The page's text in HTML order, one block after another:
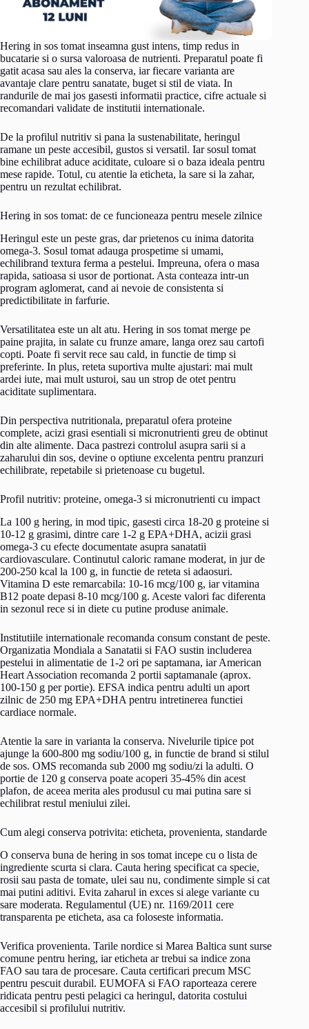
Hering in sos tomat inseamna gust intens, timp redus in
bucatarie si o sursa valoroasa de nutrienti. Preparatul poate fi
gatit acasa sau ales la conserva, iar fiecare varianta are
avantaje clare pentru sanatate, buget si stil de viata. In
randurile de mai jos gasesti informatii practice, cifre actuale si
recomandari validate de institutii internationale.
De la profilul nutritiv si pana la sustenabilitate, heringul
ramane un peste accesibil, gustos si versatil. Iar sosul tomat
bine echilibrat aduce aciditate, culoare si o baza ideala pentru
mese rapide. Totul, cu atentie la eticheta, la sare si la zahar,
pentru un rezultat echilibrat.
Hering in sos tomat: de ce funcioneaza pentru mesele zilnice
Heringul este un peste gras, dar prietenos cu inima datorita
omega-3. Sosul tomat adauga prospetime si umami,
echilibrand textura ferma a pestelui. Impreuna, ofera o masa
rapida, satioasa si usor de portionat. Asta conteaza intr-un
program aglomerat, cand ai nevoie de consistenta si
predictibilitate in farfurie.
Versatilitatea este un alt atu. Hering in sos tomat merge pe
paine prajita, in salate cu frunze amare, langa orez sau cartofi
copti. Poate fi servit rece sau cald, in functie de timp si
preferinte. In plus, reteta suportiva multe ajustari: mai mult
ardei iute, mai mult usturoi, sau un strop de otet pentru
aciditate suplimentara.
Din perspectiva nutritionala, preparatul ofera proteine
complete, acizi grasi esentiali si micronutrienti greu de obtinut
din alte alimente. Daca pastrezi controlul asupra sarii si a
zaharului din sos, devine o optiune excelenta pentru pranzuri
echilibrate, repetabile si prietenoase cu bugetul.
Profil nutritiv: proteine, omega-3 si micronutrienti cu impact
La 100 g hering, in mod tipic, gasesti circa 18-20 g proteine si
10-12 g grasimi, dintre care 1-2 g EPA+DHA, acizii grasi
omega-3 cu efecte documentate asupra sanatatii
cardiovasculare. Continutul caloric ramane moderat, in jur de
200-250 kcal la 100 g, in functie de reteta si adaosuri.
Vitamina D este remarcabila: 10-16 mcg/100 g, iar vitamina
B12 poate depasi 8-10 mcg/100 g. Aceste valori fac diferenta
in sezonul rece si in diete cu putine produse animale.
Institutiile internationale recomanda consum constant de peste.
Organizatia Mondiala a Sanatatii si FAO sustin includerea
pestelui in alimentatie de 1-2 ori pe saptamana, iar American
Heart Association recomanda 2 portii saptamanale (aprox.
100-150 g per portie). EFSA indica pentru adulti un aport
zilnic de 250 mg EPA+DHA pentru intretinerea functiei
cardiace normale.
Atentie la sare in varianta la conserva. Nivelurile tipice pot
ajunge la 600-800 mg sodiu/100 g, in functie de brand si stilul
de sos. OMS recomanda sub 2000 mg sodiu/zi la adulti. O
portie de 120 g conserva poate acoperi 35-45% din acest
plafon, de aceea merita ales produsul cu mai putina sare si
echilibrat restul meniului zilei.
Cum alegi conserva potrivita: eticheta, provenienta, standarde
O conserva buna de hering in sos tomat incepe cu o lista de
ingrediente scurta si clara. Cauta hering specificat ca specie,
rosii sau pasta de tomate, ulei sau nu, condimente simple si cat
mai putini aditivi. Evita zaharul in exces si alege variante cu
sare moderata. Regulamentul (UE) nr. 1169/2011 cere
transparenta pe eticheta, asa ca foloseste informatia.
Verifica provenienta. Tarile nordice si Marea Baltica sunt surse
comune pentru hering, iar eticheta ar trebui sa indice zona
FAO sau tara de procesare. Cauta certificari precum MSC
pentru pescuit durabil. EUMOFA si FAO raporteaza cerere
ridicata pentru pesti pelagici ca heringul, datorita costului
accesibil si profilului nutritiv.